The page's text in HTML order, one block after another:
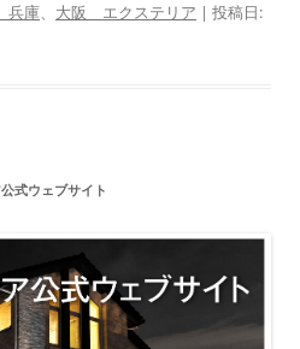
庫、 大阪 エクステリア | 投稿日:
式ウェブサイト